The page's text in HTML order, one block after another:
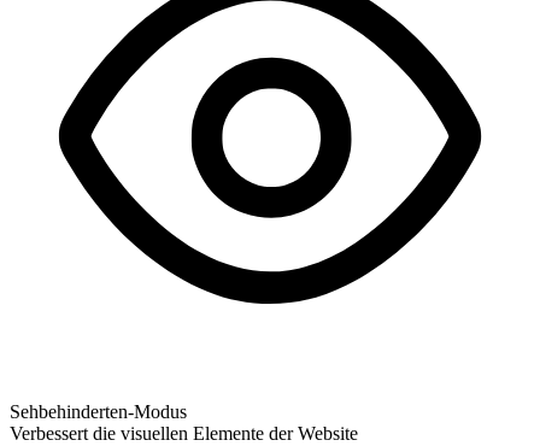
Sehbehinderten-Modus
Verbessert die visuellen Elemente der Website